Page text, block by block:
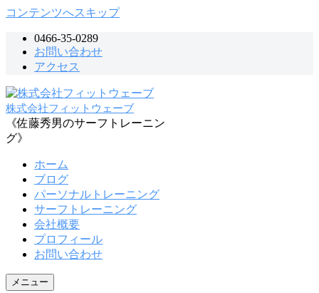
コンテンツへスキップ
0466-35-0289
お問い合わせ
アクセス
株式会社フィットウェーブ
《佐藤秀男のサーフトレーニン
グ》
ホーム
ブログ
パーソナルトレーニング
サーフトレーニング
会社概要
プロフィール
お問い合わせ
メニュー